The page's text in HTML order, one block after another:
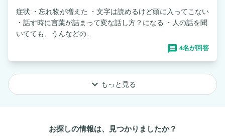
症状 ・忘れ物が増えた ・文字は読めるけど頭に入ってこない
・話す時に言葉が詰まって変な話し方？になる ・人の話を聞
いてても、うんなどの...
4名が回答
keyboard_arrow_down もっと見る
お探しの情報は、見つかりましたか？